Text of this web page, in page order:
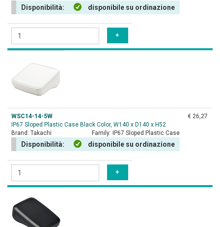
Disponibilità: disponibile su ordinazione
WSC14-14-5W
IP67 Sloped Plastic Case Black Color, W140 x D140 x H52
Brand: Takachi Family: IP67 Sloped Plastic Case
Disponibilità: disponibile su ordinazione
€ 26,27